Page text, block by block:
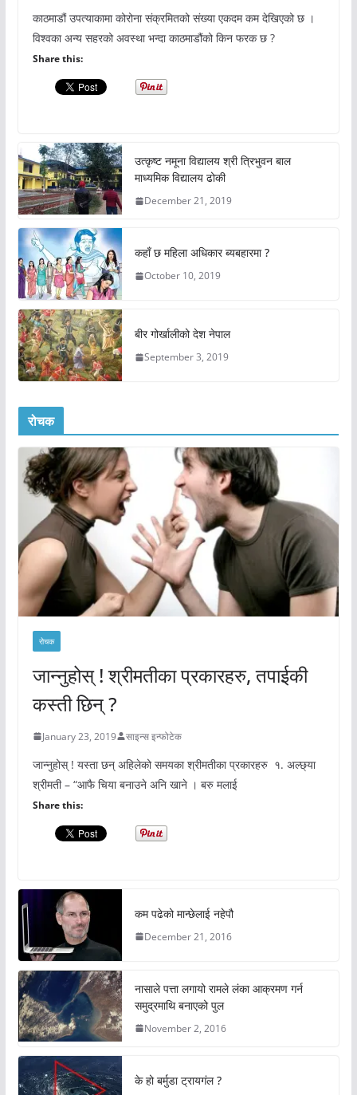
काठमाडौं उपत्याकामा कोरोना संक्रमितको संख्या एकदम कम देखिएको छ ।
विश्वका अन्य सहरको अवस्था भन्दा काठमाडौंको किन फरक छ ?
Share this:
उत्कृष्ट नमूना विद्यालय श्री त्रिभुवन बाल
माध्यमिक विद्यालय ढोकी
December 21, 2019
कहाँ छ महिला अधिकार ब्यबहारमा ?
October 10, 2019
बीर गोर्खालीको देश नेपाल
September 3, 2019
रोचक
रोचक
जान्नुहोस् ! श्रीमतीका प्रकारहरु, तपाईकी
कस्ती छिन् ?
January 23, 2019 साइन्स इन्फोटेक
जान्नुहोस् ! यस्ता छन् अहिलेको समयका श्रीमतीका प्रकारहरु १. अल्छ्या
श्रीमती – “आफै चिया बनाउने अनि खाने । बरु मलाई
Share this:
कम पढेको मान्छेलाई नहेपौ
December 21, 2016
नासाले पत्ता लगायो रामले लंका आक्रमण गर्न
समुद्रमाथि बनाएको पुल
November 2, 2016
के हो बर्मुडा ट्रायगंल ?